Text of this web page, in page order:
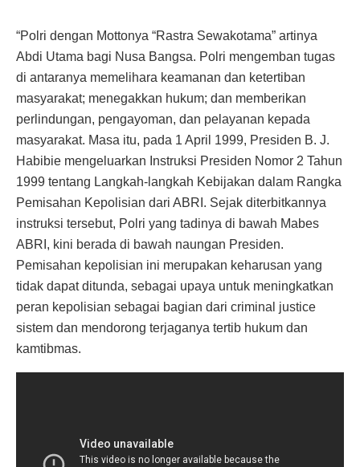
“Polri dengan Mottonya “Rastra Sewakotama” artinya
Abdi Utama bagi Nusa Bangsa. Polri mengemban tugas
di antaranya memelihara keamanan dan ketertiban
masyarakat; menegakkan hukum; dan memberikan
perlindungan, pengayoman, dan pelayanan kepada
masyarakat. Masa itu, pada 1 April 1999, Presiden B. J.
Habibie mengeluarkan Instruksi Presiden Nomor 2 Tahun
1999 tentang Langkah-langkah Kebijakan dalam Rangka
Pemisahan Kepolisian dari ABRI. Sejak diterbitkannya
instruksi tersebut, Polri yang tadinya di bawah Mabes
ABRI, kini berada di bawah naungan Presiden.
Pemisahan kepolisian ini merupakan keharusan yang
tidak dapat ditunda, sebagai upaya untuk meningkatkan
peran kepolisian sebagai bagian dari criminal justice
sistem dan mendorong terjaganya tertib hukum dan
kamtibmas.